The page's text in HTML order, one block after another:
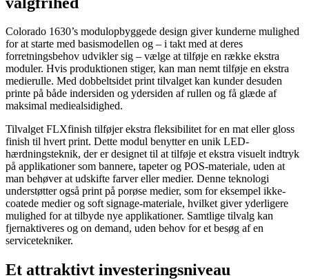
Colorado 1630’s modulopbyggede design giver kunderne mulighed
for at starte med basismodellen og – i takt med at deres
forretningsbehov udvikler sig – vælge at tilføje en række ekstra
moduler. Hvis produktionen stiger, kan man nemt tilføje en ekstra
medierulle. Med dobbeltsidet print tilvalget kan kunder desuden
printe på både indersiden og ydersiden af rullen og få glæde af
maksimal mediealsidighed.
Tilvalget FLXfinish tilføjer ekstra fleksibilitet for en mat eller gloss
finish til hvert print. Dette modul benytter en unik LED-
hærdningsteknik, der er designet til at tilføje et ekstra visuelt indtryk
på applikationer som bannere, tapeter og POS-materiale, uden at
man behøver at udskifte farver eller medier. Denne teknologi
understøtter også print på porøse medier, som for eksempel ikke-
coatede medier og soft signage-materiale, hvilket giver yderligere
mulighed for at tilbyde nye applikationer. Samtlige tilvalg kan
fjernaktiveres og on demand, uden behov for et besøg af en
servicetekniker.
Et attraktivt investeringsniveau